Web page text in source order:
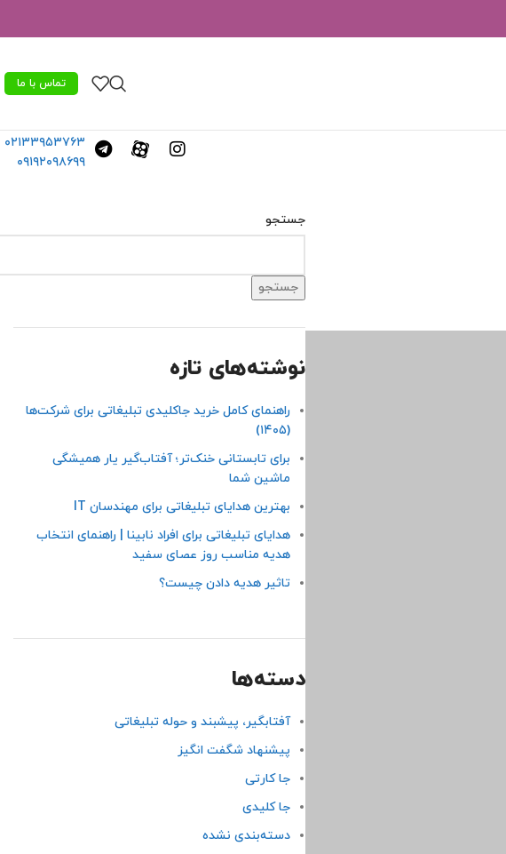
تماس با ما
۰۲۱۳۳۹۵۳۷۶۳
۰۹۱۹۲۰۹۸۶۹۹
جستجو
جستجو
نوشته‌های تازه
راهنمای کامل خرید جاکلیدی تبلیغاتی برای شرکت‌ها
(۱۴۰۵)
برای تابستانی خنک‌تر؛ آفتاب‌گیر یار همیشگی
ماشین شما
بهترین هدایای تبلیغاتی برای مهندسان IT
هدایای تبلیغاتی برای افراد نابینا | راهنمای انتخاب
هدیه مناسب روز عصای سفید
تاثیر هدیه دادن چیست؟
دسته‌ها
آفتابگیر، پیشبند و حوله تبلیغاتی
پیشنهاد شگفت انگیز
جا کارتی
جا کلیدی
دسته‌بندی نشده